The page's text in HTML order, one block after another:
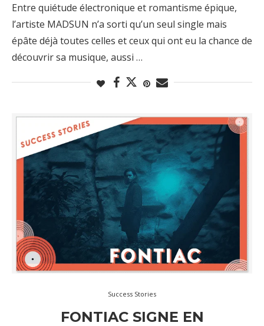
Entre quiétude électronique et romantisme épique,
l’artiste MADSUN n’a sorti qu’un seul single mais
épâte déjà toutes celles et ceux qui ont eu la chance de
découvrir sa musique, aussi …
Success Stories
FONTIAC SIGNE EN